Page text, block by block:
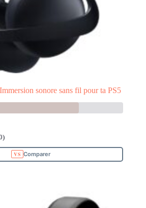
sonore sans fil pour ta PS5
Comparer